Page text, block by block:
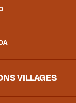
VILLAGES
la vallée.